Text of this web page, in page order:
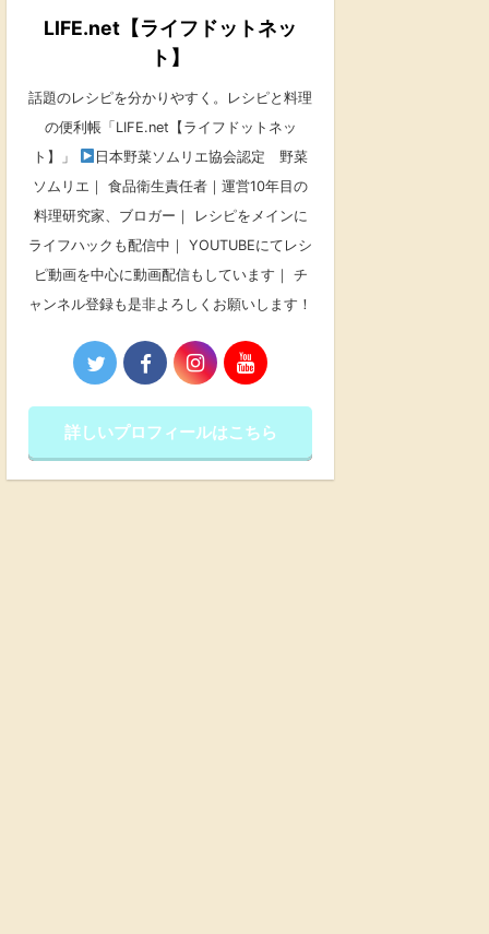
LIFE.net【ライフドットネッ
ト】
話題のレシピを分かりやすく。レシピと料理
の便利帳「LIFE.net【ライフドットネッ
ト】」
日本野菜ソムリエ協会認定 野菜
ソムリエ｜ 食品衛生責任者｜運営10年目の
料理研究家、ブロガー｜ レシピをメインに
ライフハックも配信中｜ YOUTUBEにてレシ
ピ動画を中心に動画配信もしています｜ チ
ャンネル登録も是非よろしくお願いします！
詳しいプロフィールはこちら